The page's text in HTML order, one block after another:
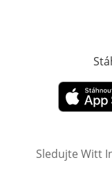
Otevře v
Sledujte Witt